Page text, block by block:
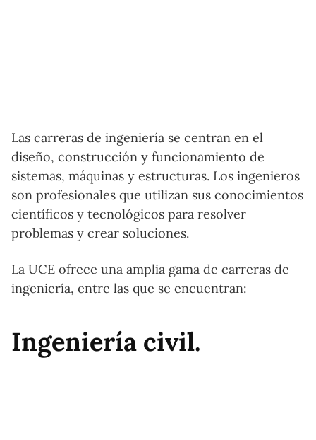
Las carreras de ingeniería se centran en el
diseño, construcción y funcionamiento de
sistemas, máquinas y estructuras. Los ingenieros
son profesionales que utilizan sus conocimientos
científicos y tecnológicos para resolver
problemas y crear soluciones.
La UCE ofrece una amplia gama de carreras de
ingeniería, entre las que se encuentran:
Ingeniería civil.